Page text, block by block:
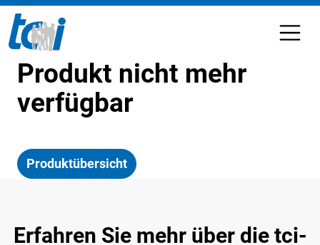
Produkt nicht mehr
verfügbar
Produktübersicht
Erfahren Sie mehr über die tci-